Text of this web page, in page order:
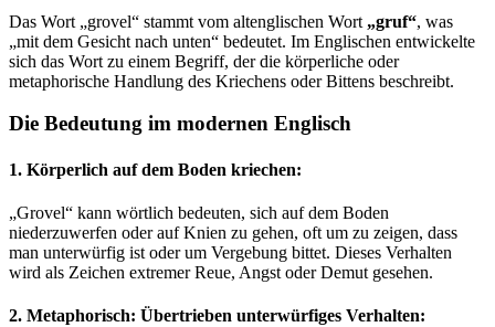
Das Wort „grovel“ stammt vom altenglischen Wort „gruf“, was
„mit dem Gesicht nach unten“ bedeutet. Im Englischen entwickelte
sich das Wort zu einem Begriff, der die körperliche oder
metaphorische Handlung des Kriechens oder Bittens beschreibt.
Die Bedeutung im modernen Englisch
1. Körperlich auf dem Boden kriechen:
„Grovel“ kann wörtlich bedeuten, sich auf dem Boden
niederzuwerfen oder auf Knien zu gehen, oft um zu zeigen, dass
man unterwürfig ist oder um Vergebung bittet. Dieses Verhalten
wird als Zeichen extremer Reue, Angst oder Demut gesehen.
2. Metaphorisch: Übertrieben unterwürfiges Verhalten: